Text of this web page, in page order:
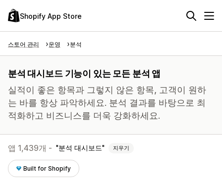
Shopify App Store
스토어 관리 운영 분석
분석 대시보드 기능이 있는 모든 분석 앱
실적이 좋은 항목과 그렇지 않은 항목, 고객이 원하
는 바를 항상 파악하세요. 분석 결과를 바탕으로 최
적화하고 비즈니스를 더욱 강화하세요.
앱 1,439개 - 분석 대시보드 지우기
Built for Shopify